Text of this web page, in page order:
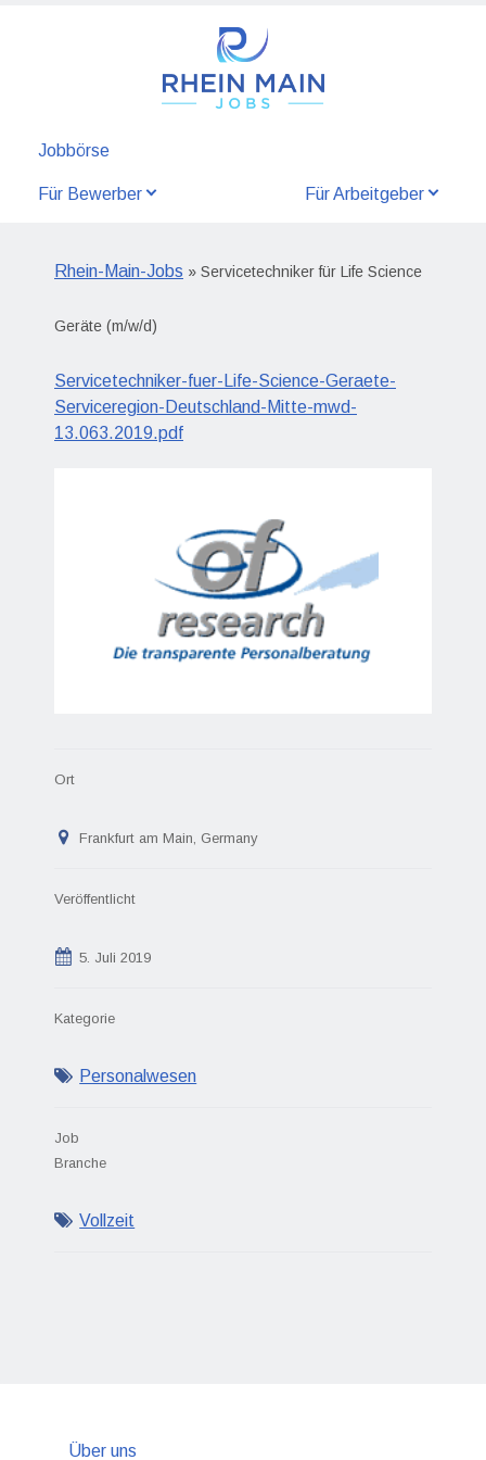
Jobbörse
Für Bewerber Für Arbeitgeber
Rhein-Main-Jobs » Servicetechniker für Life Science
Geräte (m/w/d)
Servicetechniker-fuer-Life-Science-Geraete-
Serviceregion-Deutschland-Mitte-mwd-
13.063.2019.pdf
Ort
Frankfurt am Main, Germany
Veröffentlicht
5. Juli 2019
Kategorie
Personalwesen
Job
Branche
Vollzeit
Über uns